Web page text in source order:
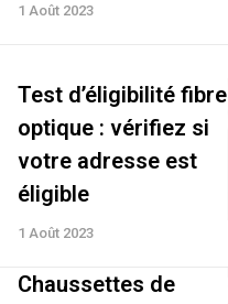
1 Août 2023
Test d’éligibilité fibre
optique : vérifiez si
votre adresse est
éligible
1 Août 2023
Chaussettes de